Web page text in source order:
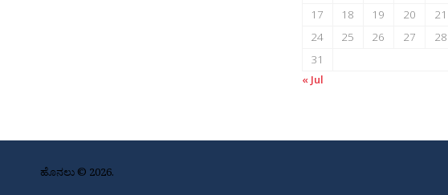
17
18 19 20 21
24
25 26 27 28
31
« Jul
ಹೊನಲು © 2026.